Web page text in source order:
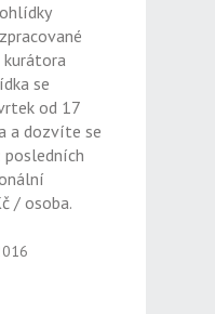
se
od 17
a dozvíte se
/ osoba.